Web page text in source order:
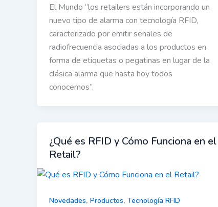
El Mundo “los retailers están incorporando un
nuevo tipo de alarma con tecnología RFID,
caracterizado por emitir señales de
radiofrecuencia asociadas a los productos en
forma de etiquetas o pegatinas en lugar de la
clásica alarma que hasta hoy todos
conocemos”.
¿Qué es RFID y Cómo Funciona en el
Retail?
Novedades, Productos, Tecnología RFID